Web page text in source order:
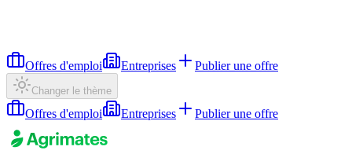
Offres d'emploi Entreprises Publier une offre
Changer le thème
Offres d'emploi Entreprises Publier une offre